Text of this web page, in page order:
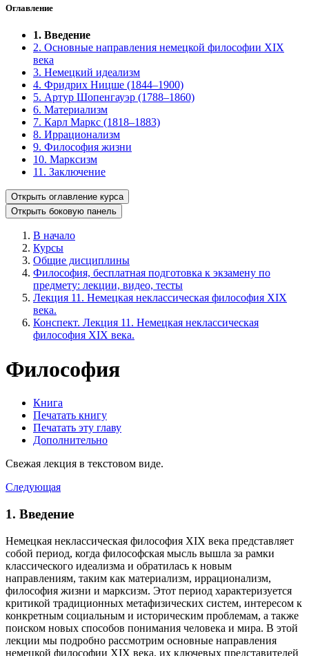
Оглавление
1. Введение
2. Основные направления немецкой философии XIX
века
3. Немецкий идеализм
4. Фридрих Ницше (1844–1900)
5. Артур Шопенгауэр (1788–1860)
6. Материализм
7. Карл Маркс (1818–1883)
8. Иррационализм
9. Философия жизни
10. Марксизм
11. Заключение
Открыть оглавление курса
Открыть боковую панель
В начало
Курсы
Общие дисциплины
Философия, бесплатная подготовка к экзамену по
предмету: лекции, видео, тесты
Лекция 11. Немецкая неклассическая философия XIX
века.
Конспект. Лекция 11. Немецкая неклассическая
философия XIX века.
Философия
Книга
Печатать книгу
Печатать эту главу
Дополнительно
Свежая лекция в текстовом виде.
Следующая
1. Введение
Немецкая неклассическая философия XIX века представляет
собой период, когда философская мысль вышла за рамки
классического идеализма и обратилась к новым
направлениям, таким как материализм, иррационализм,
философия жизни и марксизм. Этот период характеризуется
критикой традиционных метафизических систем, интересом к
конкретным социальным и историческим проблемам, а также
поиском новых способов понимания человека и мира. В этой
лекции мы подробно рассмотрим основные направления
немецкой философии XIX века, их ключевых представителей